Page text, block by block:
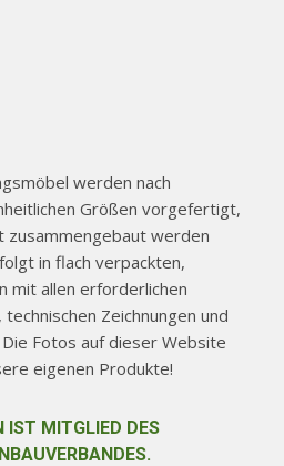
werden nach
Größen vorgefertigt,
zusammengebaut werden
in flach verpackten,
mit allen erforderlichen
Zeichnungen und
Fotos auf dieser Website
eigenen Produkte!
IST MITGLIED DES